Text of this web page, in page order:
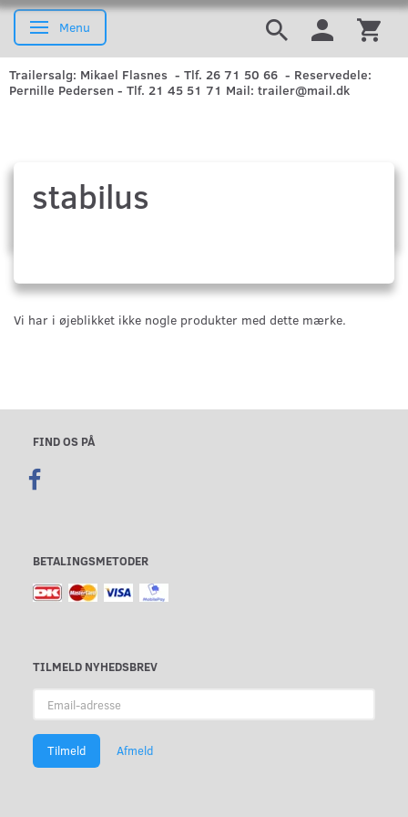
Skifte navigation
Menu
Trailersalg: Mikael Flasnes - Tlf. 26 71 50 66 - Reservedele:
Pernille Pedersen - Tlf. 21 45 51 71 Mail: trailer@mail.dk
stabilus
Vi har i øjeblikket ikke nogle produkter med dette mærke.
FIND OS PÅ
BETALINGSMETODER
TILMELD NYHEDSBREV
adresse
Tilmeld Afmeld